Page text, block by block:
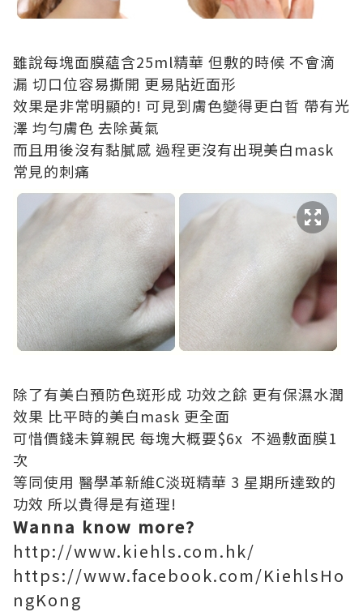
雖說每塊面膜蘊含25ml精華 但敷的時候 不會滴
漏 切口位容易撕開 更易貼近面形
效果是非常明顯的! 可見到膚色變得更白晢 帶有光
澤 均勻膚色 去除黃氣
而且用後沒有黏膩感 過程更沒有出現美白mask
常見的刺痛
除了有美白預防色斑形成 功效之餘 更有保濕水潤
效果 比平時的美白mask 更全面
可惜價錢未算親民 每塊大概要$6x 不過敷面膜1
次
等同使用 醫學革新維C淡斑精華 3 星期所達致的
功效 所以貴得是有道理!
Wanna know more?
http://www.kiehls.com.hk/
https://www.facebook.com/KiehlsHo
ngKong